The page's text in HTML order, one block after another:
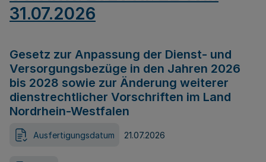
31.07.2026
Gesetz zur Anpassung der Dienst- und
Versorgungsbezüge in den Jahren 2026
bis 2028 sowie zur Änderung weiterer
dienstrechtlicher Vorschriften im Land
Nordrhein-Westfalen
Ausfertigungsdatum 21.07.2026